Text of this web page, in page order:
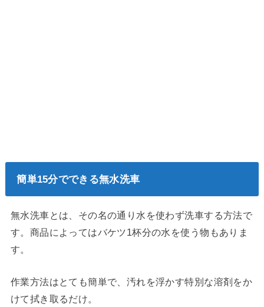
簡単15分でできる無水洗車
無水洗車とは、その名の通り水を使わず洗車する方法で
す。商品によってはバケツ1杯分の水を使う物もありま
す。
作業方法はとても簡単で、汚れを浮かす特別な溶剤をか
けて拭き取るだけ。